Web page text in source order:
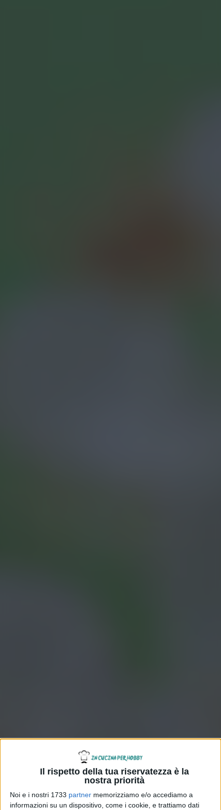
Il rispetto della tua riservatezza è la
nostra priorità
Noi e i nostri 1733 partner memorizziamo e/o accediamo a
informazioni su un dispositivo, come i cookie, e trattiamo dati